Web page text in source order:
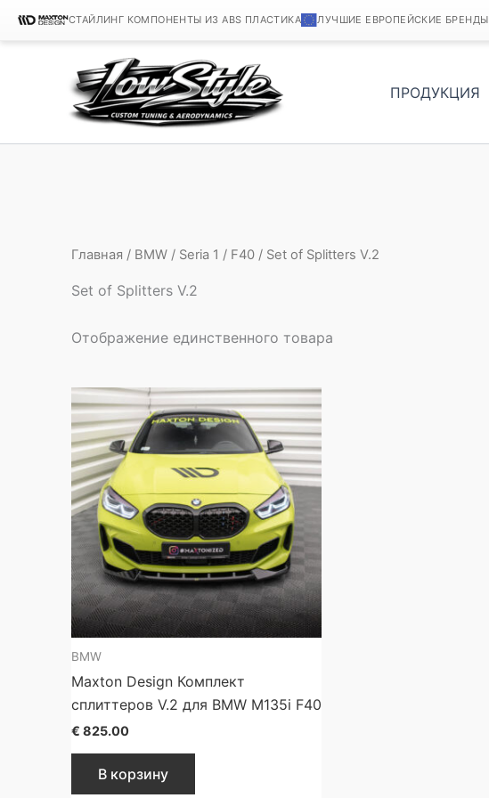
СТАЙЛИНГ КОМПОНЕНТЫ ИЗ ABS ПЛАСТИКА ЛУЧШИЕ ЕВРОПЕЙСКИЕ БРЕНДЫ
содержимому
ПРОДУКЦИЯ
Главная / BMW / Seria 1 / F40 / Set of Splitters V.2
Set of Splitters V.2
Отображение единственного товара
BMW
Maxton Design Комплект
сплиттеров V.2 для BMW M135i F40
€ 825.00
В корзину